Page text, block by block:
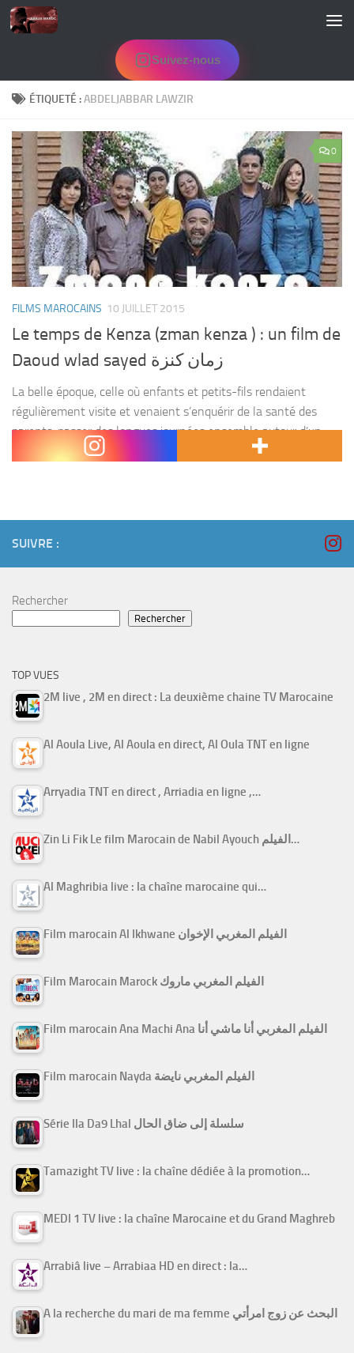
Skip to content
Suivez-nous
ÉTIQUETÉ :ABDELJABBAR LAWZIR
0
FILMS MAROCAINS 10 JUILLET 2015
Le temps de Kenza (zman kenza ) : un film de
Daoud wlad sayed زمان كنزة
La belle époque, celle où enfants et petits-fils rendaient
régulièrement visite et venaient s’enquérir de la santé des
parents, passer des longues journées ensemble autour d’un
thé, se racontaient des petites histoires… serait-elle révolue...
SUIVRE :
Rechercher
Rechercher
TOP VUES
2M live , 2M en direct : La deuxième chaine TV Marocaine
Al Aoula Live, Al Aoula en direct, Al Oula TNT en ligne
Arryadia TNT en direct , Arriadia en ligne ,…
Zin Li Fik Le film Marocain de Nabil Ayouch الفيلم…
Al Maghribia live : la chaîne marocaine qui…
Film marocain Al Ikhwane الفيلم المغربي الإخوان
Film Marocain Marock الفيلم المغربي ماروك
Film marocain Ana Machi Ana الفيلم المغربي أنا ماشي أنا
Film marocain Nayda الفيلم المغربي نايضة
Série Ila Da9 Lhal سلسلة إلى ضاق الحال
Tamazight TV live : la chaîne dédiée à la promotion…
MEDI 1 TV live : la chaîne Marocaine et du Grand Maghreb
Arrabiâ live – Arrabiaa HD en direct : la…
A la recherche du mari de ma femme البحث عن زوج امرأتي